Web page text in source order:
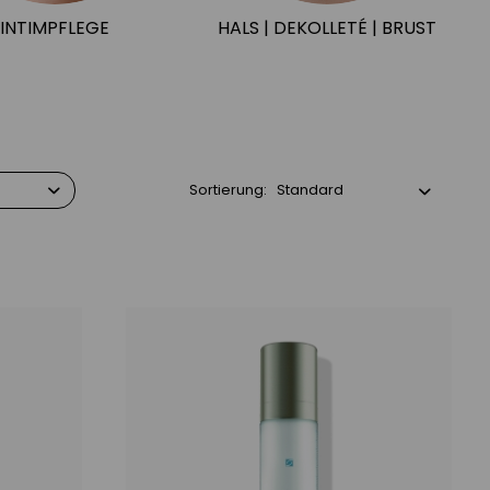
INTIMPFLEGE HALS | DEKOLLETÉ | BRUST
/ Gel
&
Sortierung: